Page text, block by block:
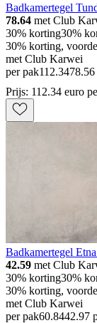
Badkamertegel
78.64 met Club
30% korting30%
30% korting,
met Club Karwei
per pak112.3478.56
Prijs: 112.34 euro
Badkamertegel
42.59 met Club
30% korting30%
30% korting,
met Club Karwei
per pak60.8442.97